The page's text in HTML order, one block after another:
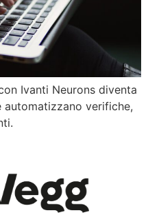
Ivanti Neurons diventa
verifiche,